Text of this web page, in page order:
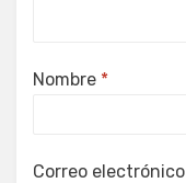
Nombre *
Correo electrónico